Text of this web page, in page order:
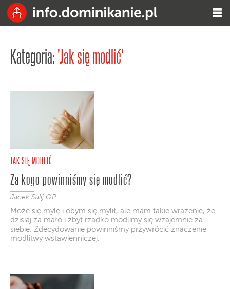
Kategoria:'Jak się modlić'
JAK SIĘ MODLIĆ
Za kogo powinniśmy się modlić?
Jacek Salij OP
Może się mylę i obym się mylił, ale mam takie wrażenie, że
dzisiaj za mało i zbyt rzadko modlimy się wzajemnie za
siebie. Zdecydowanie powinniśmy przywrócić znaczenie
modlitwy wstawienniczej.